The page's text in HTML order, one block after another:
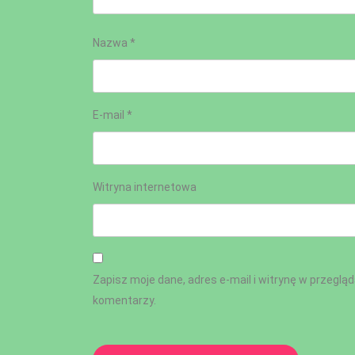
Nazwa *
E-mail *
Witryna internetowa
Zapisz moje dane, adres e-mail i witrynę w
komentarzy.